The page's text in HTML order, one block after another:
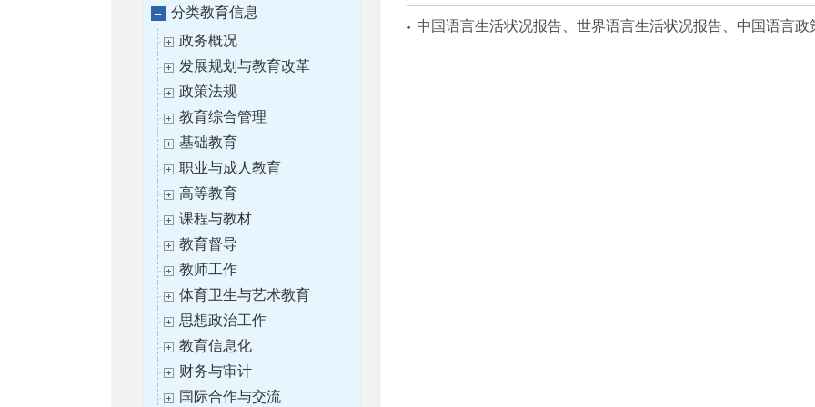
分类教育信息
政务概况
发展规划与教育改革
政策法规
教育综合管理
基础教育
职业与成人教育
高等教育
课程与教材
教育督导
教师工作
体育卫生与艺术教育
思想政治工作
教育信息化
财务与审计
国际合作与交流
中国语言生活状况报告、世界语言生活状况报告、中国语言政